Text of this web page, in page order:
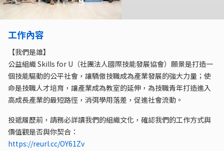
工作內容
【我們是誰】
公益組織 Skills for U（社團法人國際技能發展協會）願景是打造一
個技能驅動的公平社會，讓驕傲技職成為產業發展的強大力量；使
命是技職人才培育，讓產業成為教室的延伸，為技職青年打造進入
高成長產業的最短路徑，消弭學用落差，促進社會流動。
投遞履歷前，請務必詳讀我們的組織文化，確認我們的工作方式與
價值觀是否與你契合：
https://reurl.cc/OY61Zv